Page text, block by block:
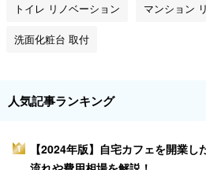
トイレ リノベーション マンション
洗面化粧台 取付
人気記事ランキング
1
【2024年版】自宅カフェを開業